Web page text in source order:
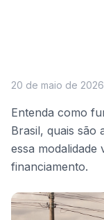
20 de maio de 2026
Entenda como
Brasil, quais são
essa modalidade
financiamento.